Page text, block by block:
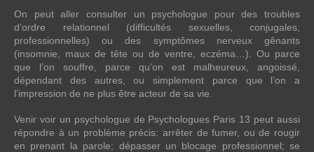
On peut aller consulter un psychologue pour des troubles
d’ordre relationnel (difficultés sexuelles, conjugales,
professionnelles) ou des symptômes nerveux gênants
(insomnie, maux de tête ou de ventre, eczéma…). Ou parce
que l’on souffre, parce qu’on est malheureux, angoissé,
dépendant des autres, ou simplement parce que l’on a
l’impression de ne plus être acteur de sa vie.
Venir voir un psychologue de Psychologues Paris 13 peut aussi
répondre à un problème précis: arrêter de fumer, ou de rougir
en prenant la parole; dépasser un blocage professionnel; se